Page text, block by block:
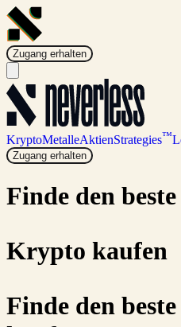
Zugang erhalten
KryptoMetalleAktienStrategies™
Zugang erhalten
Finde den
Krypto kaufen
Finde den